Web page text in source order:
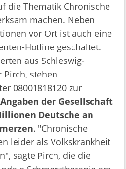
die Thematik Chronische
machen. Neben
vor Ort ist auch eine
Hotline geschaltet.
aus Schleswig-
Pirch, stehen
08001818120 zur
der Gesellschaft
Deutsche an
. "Chronische
leider als Volkskrankheit
sagte Pirch, die die